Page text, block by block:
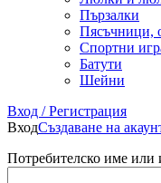
Пързалки
Пясъчници,
Спортни
Батути
Шейни
Вход / Регистрация
ВходСъздаване на
Потребителско име или